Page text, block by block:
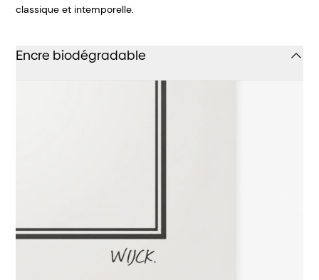
classique et intemporelle.
Encre biodégradable